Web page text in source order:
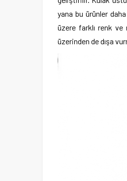
yana bu ürünler
üzere farklı renk ve
üzerinden de dışa